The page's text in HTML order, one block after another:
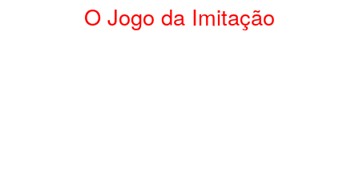
O Jogo da Imitação